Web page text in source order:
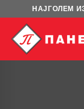
content
НАЈГОЛЕМ